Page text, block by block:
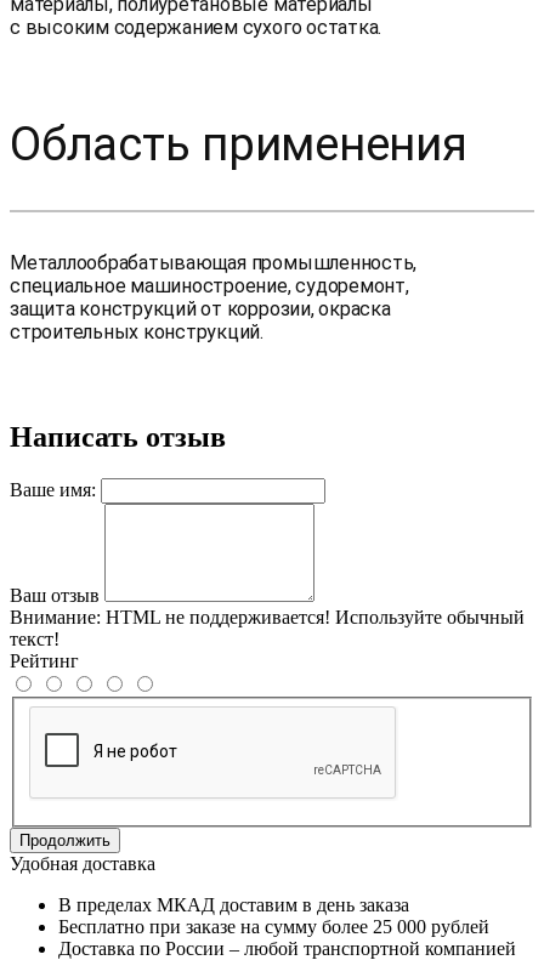
материалы, полиуретановые материалы
с высоким содержанием сухого остатка.
Область применения
Металлообрабатывающая промышленность,
специальное машиностроение, судоремонт,
защита конструкций от коррозии, окраска
строительных конструкций.
Написать отзыв
Ваше имя:
Ваш отзыв
Внимание: HTML не поддерживается! Используйте обычный
текст!
Рейтинг
Продолжить
Удобная доставка
В пределах МКАД доставим в день заказа
Бесплатно при заказе на сумму более 25 000 рублей
Доставка по России – любой транспортной компанией